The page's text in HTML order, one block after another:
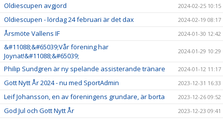
Oldiescupen avgjord 2024-02-25 10:15
Oldiescupen - lördag 24 februari är det dax 2024-02-19 08:17
Årsmöte Vallens IF 2024-01-30 12:42
&#11088;&#65039;Vår förening har
Joynat!&#11088;&#65039;
2024-01-29 10:29
Philip Sundgren är ny spelande assisterande tränare 2024-01-12 11:17
Gott Nytt År 2024 - nu med SportAdmin 2023-12-31 16:33
Leif Johansson, en av föreningens grundare, är borta 2023-12-26 09:52
God Jul och Gott Nytt År 2023-12-23 09:41